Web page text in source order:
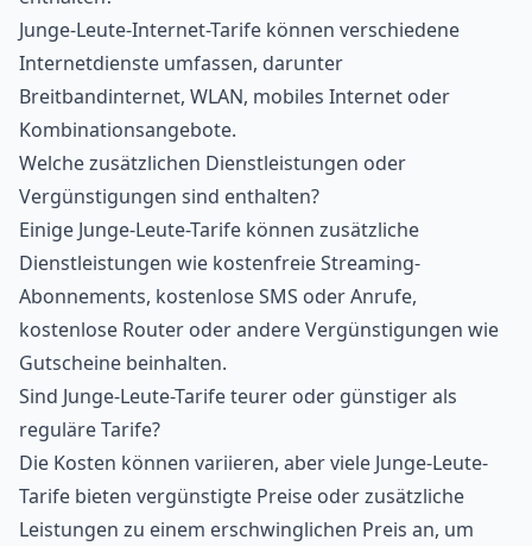
Junge-Leute-Internet-Tarife können verschiedene
Internetdienste umfassen, darunter
Breitbandinternet, WLAN, mobiles Internet oder
Kombinationsangebote.
Welche zusätzlichen Dienstleistungen oder
Vergünstigungen sind enthalten?
Einige Junge-Leute-Tarife können zusätzliche
Dienstleistungen wie kostenfreie Streaming-
Abonnements, kostenlose SMS oder Anrufe,
kostenlose Router oder andere Vergünstigungen wie
Gutscheine beinhalten.
Sind Junge-Leute-Tarife teurer oder günstiger als
reguläre Tarife?
Die Kosten können variieren, aber viele Junge-Leute-
Tarife bieten vergünstigte Preise oder zusätzliche
Leistungen zu einem erschwinglichen Preis an, um